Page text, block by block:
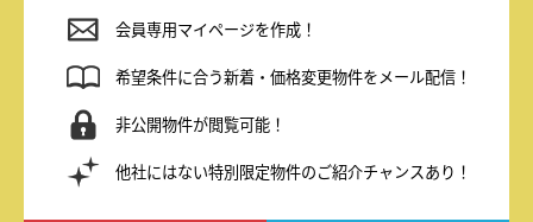
会員専用マイページを作成！
希望条件に合う新着・価格変更物件をメール配信！
非公開物件が閲覧可能！
他社にはない特別限定物件のご紹介チャンスあり！